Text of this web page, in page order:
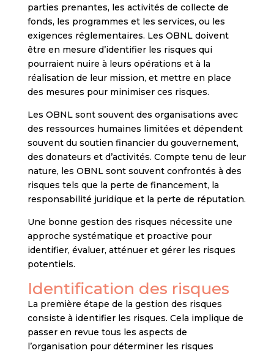
parties prenantes, les activités de collecte de
fonds, les programmes et les services, ou les
exigences réglementaires. Les OBNL doivent
être en mesure d’identifier les risques qui
pourraient nuire à leurs opérations et à la
réalisation de leur mission, et mettre en place
des mesures pour minimiser ces risques.
Les OBNL sont souvent des organisations avec
des ressources humaines limitées et dépendent
souvent du soutien financier du gouvernement,
des donateurs et d’activités. Compte tenu de leur
nature, les OBNL sont souvent confrontés à des
risques tels que la perte de financement, la
responsabilité juridique et la perte de réputation.
Une bonne gestion des risques nécessite une
approche systématique et proactive pour
identifier, évaluer, atténuer et gérer les risques
potentiels.
Identification des risques
La première étape de la gestion des risques
consiste à identifier les risques. Cela implique de
passer en revue tous les aspects de
l’organisation pour déterminer les risques